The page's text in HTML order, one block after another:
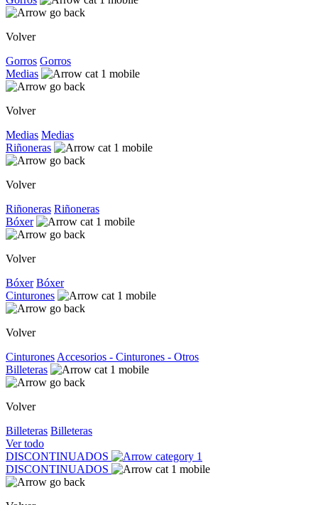
Volver
Gorros Gorros
Medias
Volver
Medias Medias
Riñoneras
Volver
Riñoneras Riñoneras
Bóxer
Volver
Bóxer Bóxer
Cinturones
Volver
Cinturones Accesorios - Cinturones - Otros
Billeteras
Volver
Billeteras Billeteras
Ver todo
DISCONTINUADOS
DISCONTINUADOS